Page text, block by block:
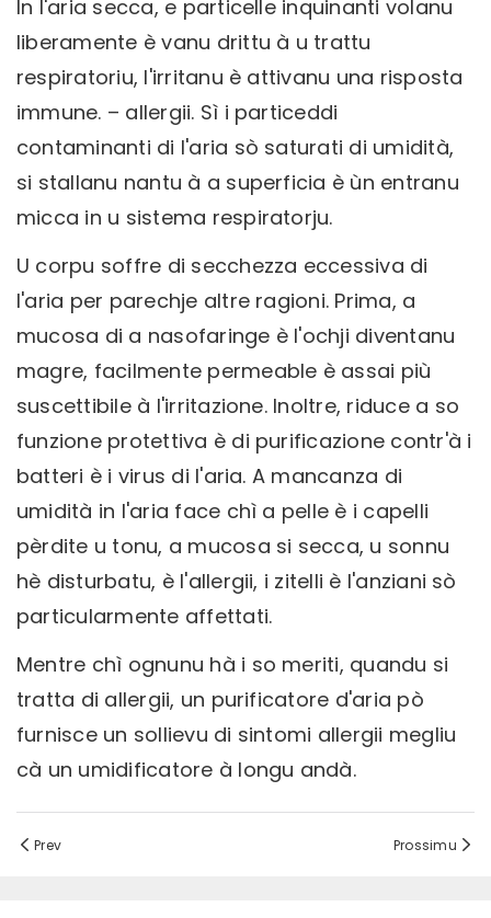
In l'aria secca, e particelle inquinanti volanu
liberamente è vanu drittu à u trattu
respiratoriu, l'irritanu è attivanu una risposta
immune. – allergii. Sì i particeddi
contaminanti di l'aria sò saturati di umidità,
si stallanu nantu à a superficia è ùn entranu
micca in u sistema respiratorju.
U corpu soffre di secchezza eccessiva di
l'aria per parechje altre ragioni. Prima, a
mucosa di a nasofaringe è l'ochji diventanu
magre, facilmente permeable è assai più
suscettibile à l'irritazione. Inoltre, riduce a so
funzione protettiva è di purificazione contr'à i
batteri è i virus di l'aria. A mancanza di
umidità in l'aria face chì a pelle è i capelli
pèrdite u tonu, a mucosa si secca, u sonnu
hè disturbatu, è l'allergii, i zitelli è l'anziani sò
particularmente affettati.
Mentre chì ognunu hà i so meriti, quandu si
tratta di allergii, un purificatore d'aria pò
furnisce un sollievu di sintomi allergii megliu
cà un umidificatore à longu andà.
Prev Prossimu